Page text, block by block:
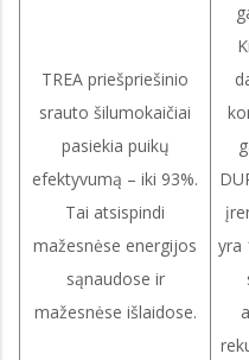
TREA priešpriešinio
srauto šilumokaičiai
pasiekia puikų
efektyvumą – iki 93%.
Tai atsispindi
mažesnėse energijos
sąnaudose ir
mažesnėse išlaidose.
yra